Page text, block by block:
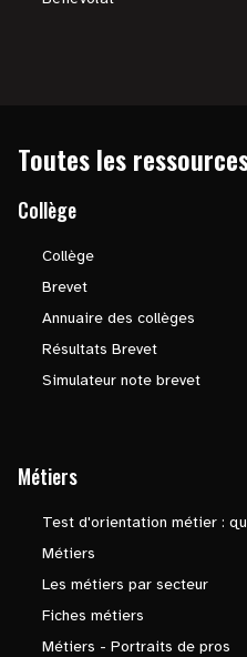
Toutes les
Collège
Collège
Brevet
Annuaire des collèges
Résultats Brevet
Simulateur note brevet
Métiers
Test d'orientation métier :
Métiers
Les métiers par secteur
Fiches métiers
Métiers - Portraits de pros